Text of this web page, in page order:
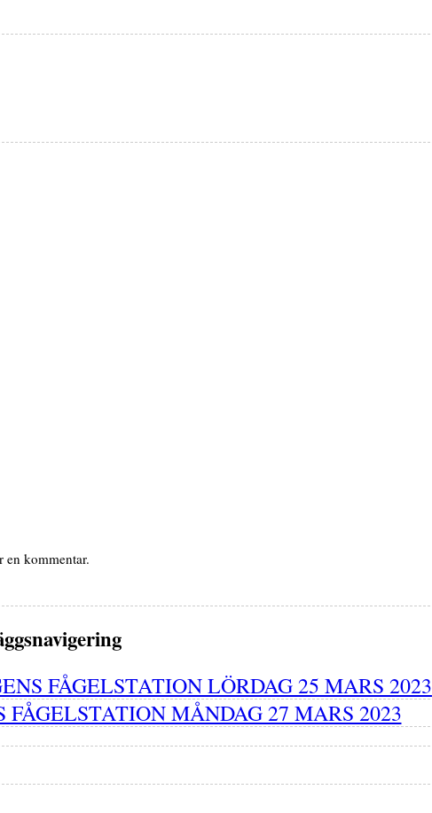
en kommentar.
FÅGELSTATION LÖRDAG 25 MARS 2023
FÅGELSTATION MÅNDAG 27 MARS 2023